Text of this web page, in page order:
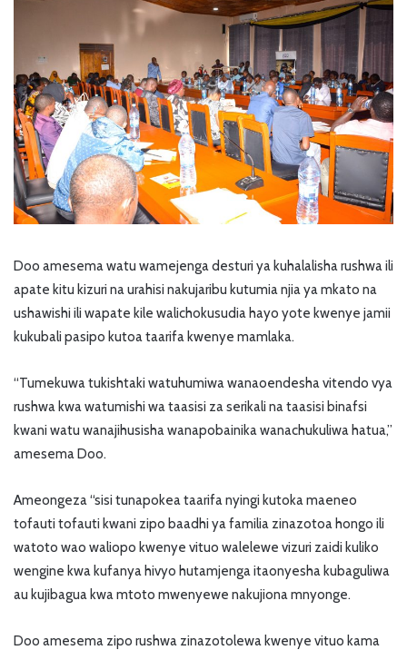
Doo amesema watu wamejenga desturi ya kuhalalisha rushwa ili
apate kitu kizuri na urahisi nakujaribu kutumia njia ya mkato na
ushawishi ili wapate kile walichokusudia hayo yote kwenye jamii
kukubali pasipo kutoa taarifa kwenye mamlaka.
“Tumekuwa tukishtaki watuhumiwa wanaoendesha vitendo vya
rushwa kwa watumishi wa taasisi za serikali na taasisi binafsi
kwani watu wanajihusisha wanapobainika wanachukuliwa hatua,”
amesema Doo.
Ameongeza “sisi tunapokea taarifa nyingi kutoka maeneo
tofauti tofauti kwani zipo baadhi ya familia zinazotoa hongo ili
watoto wao waliopo kwenye vituo walelewe vizuri zaidi kuliko
wengine kwa kufanya hivyo hutamjenga itaonyesha kubaguliwa
au kujibagua kwa mtoto mwenyewe nakujiona mnyonge.
Doo amesema zipo rushwa zinazotolewa kwenye vituo kama